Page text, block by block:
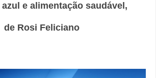
e alimentação saudável,
de Rosi Feliciano